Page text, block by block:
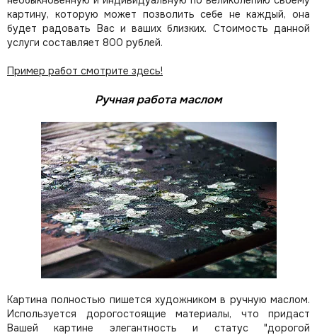
картину, которую может позволить себе не каждый, она
будет радовать Вас и ваших близких. Стоимость данной
услуги составляет 800 рублей.
Пример работ смотрите здесь!
Ручная работа маслом
Картина полностью пишется художником в ручную маслом.
Используется дорогостоящие материалы, что придаст
Вашей картине элегантность и статус "дорогой